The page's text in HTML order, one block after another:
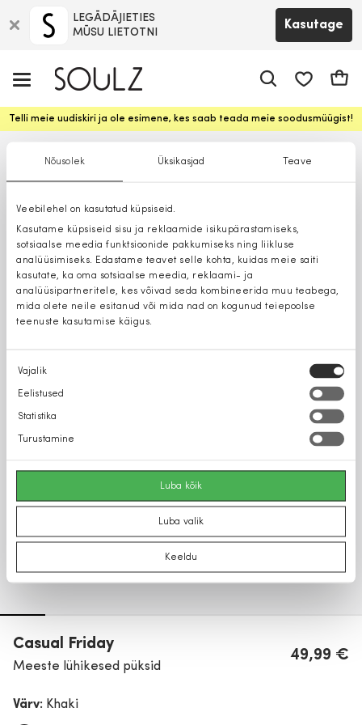
Nõusolek Üksikasjad Teave
Veebilehel on kasutatud küpsiseid.
Kasutame küpsiseid sisu ja reklaamide isikupärastamiseks,
sotsiaalse meedia funktsioonide pakkumiseks ning liikluse
analüüsimiseks. Edastame teavet selle kohta, kuidas meie saiti
kasutate, ka oma sotsiaalse meedia, reklaami- ja
analüüsipartneritele, kes võivad seda kombineerida muu teabega,
mida olete neile esitanud või mida nad on kogunud teiepoolse
teenuste kasutamise käigus.
Nõusoleku
valik
Vajalik
Eelistused
Statistika
Turustamine
Luba kõik
Luba valik
Keeldu
LEGĀDĀJIETIES
MŪSU LIETOTNI
Kasutage
Telli meie uudiskiri ja ole esimene, kes saab teada meie soodusmüügist!
Casual Friday
Meeste lühikesed püksid
49,99 €
Värv: Khaki